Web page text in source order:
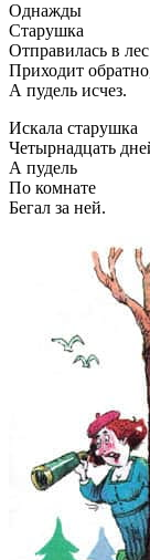
Однажды
Старушка
Отправилась в
Приходит
А пудель исчез.
Искала старушка
Четырнадцать
А пудель
По комнате
Бегал за ней.